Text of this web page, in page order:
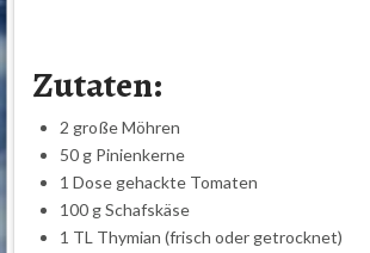
Zutaten:
2 große Möhren
50 g Pinienkerne
1 Dose gehackte Tomaten
100 g Schafskäse
1 TL Thymian (frisch oder getrocknet)